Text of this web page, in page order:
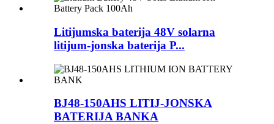
Litijumska baterija 48V solarna
litijum-jonska baterija P...
BJ48-150AHS LITIJ-JONSKA
BATERIJA BANKA